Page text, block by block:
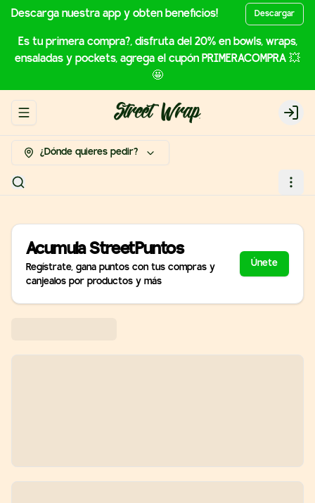
Descarga nuestra app y obten beneficios! Descargar
Es tu primera compra?, disfruta del 20% en bowls, wraps,
ensaladas y pockets, agrega el cupón PRIMERACOMPRA 💥
🤩
Abrir menu de navegación Login
¿Dónde quieres pedir?
AcumulaStreetPuntos
Regístrate, gana puntos con tus compras y
canjealos por productos y más
Únete